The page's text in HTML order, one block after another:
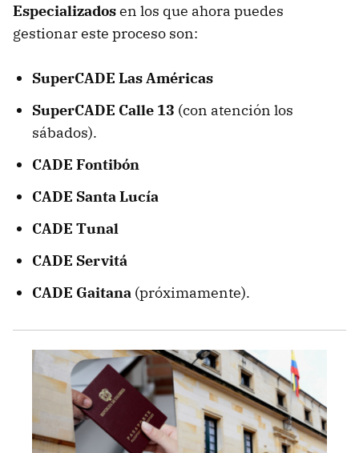
Especializadosen los que ahora puedes
gestionar este proceso son:
SuperCADE Las Américas
SuperCADE Calle 13 (con atención los
sábados).
CADE Fontibón
CADE Santa Lucía
CADE Tunal
CADE Servitá
CADE Gaitana (próximamente).